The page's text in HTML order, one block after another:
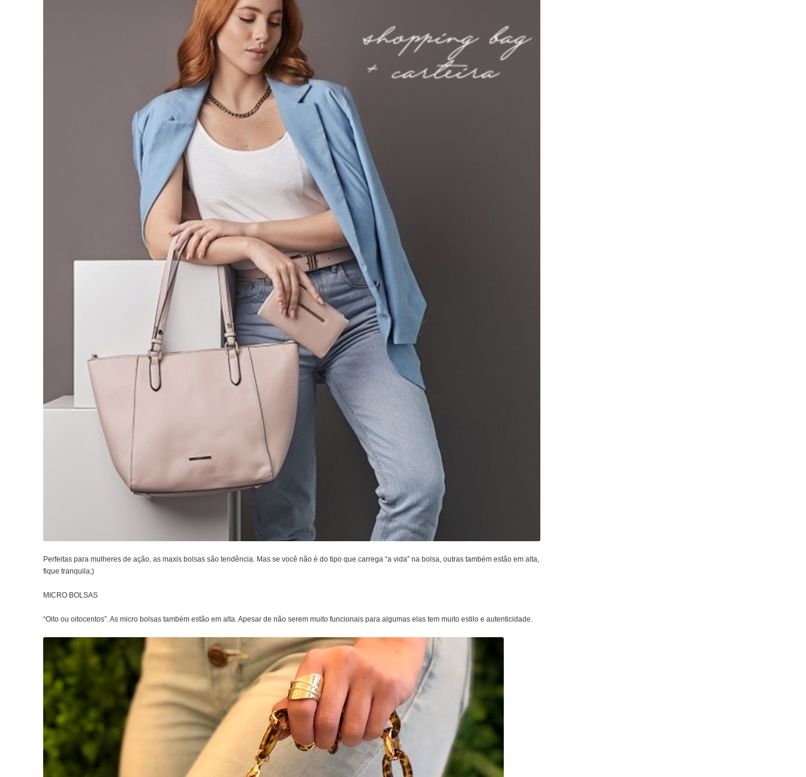
Perfeitas para mulheres de ação, as maxis bolsas são tendência. Mas se você não é do tipo que carrega “a vida” na bolsa, outras também estão em alta,
fique tranquila;)
MICRO BOLSAS
“Oito ou oitocentos”. As micro bolsas também estão em alta. Apesar de não serem muito funcionais para algumas elas tem muito estilo e autenticidade.